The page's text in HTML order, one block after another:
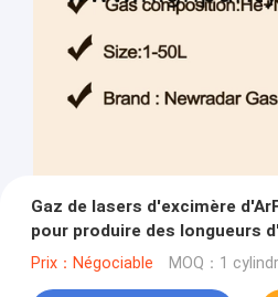
Gaz de lasers d'excimère
pour produire des longueurs
Prix：Négociable MOQ：1